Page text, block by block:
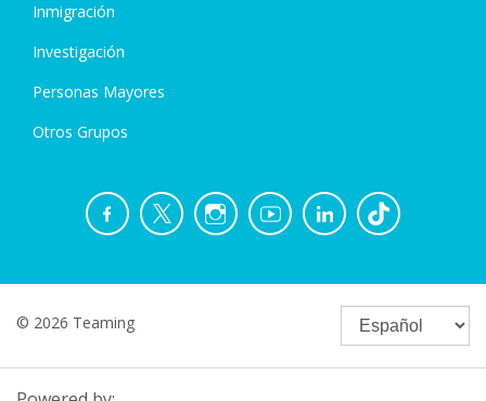
Inmigración
Investigación
Personas Mayores
Otros Grupos
© 2026 Teaming